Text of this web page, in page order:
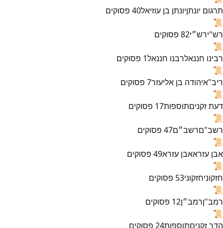
תרגום יונתןיונתן בן עוזיאל40 פסוקים
📜
רש"ירש״י82 פסוקים
📜
רבינו חננאלרבנו חננאל1 פסוקים
📜
ריב"איהודה בן אליעזר7 פסוקים
📜
דעת זקניםתוספות17 פסוקים
📜
רשב"םרשב״ם47 פסוקים
📜
אבן עזראאבן עזרא49 פסוקים
📜
חזקוניחזקוני53 פסוקים
📜
רמב"ןרמב״ן12 פסוקים
📜
הדר זקניםתוספות24 פסוקים